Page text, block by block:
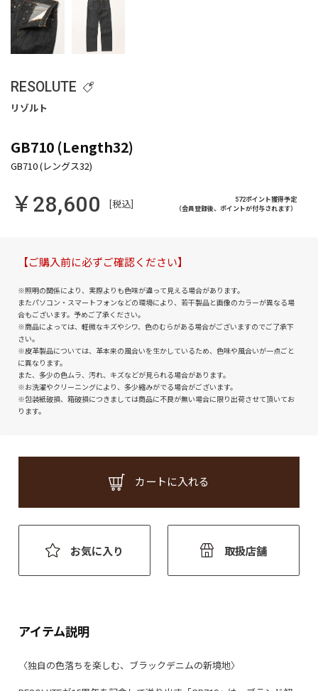
RESOLUTE
GB710 (Length32)
￥28,600 [税込]
572ポイント獲得予定
（会員登録後、ポイントが付与されます）
【ご購入前に必ずご確認ください】
※照明の関係により、実際よりも色味が違って見える場合があります。
またパソコン・スマートフォンなどの環境により、若干製品と画像のカラーが異なる場
合もございます。予めご了承ください。
※商品によっては、軽微なキズやシワ、色のむらがある場合がございますのでご了承下
さい。
※皮革製品については、革本来の風合いを生かしているため、色味や風合いが一点ごと
に異なります。
また、多少の色ムラ、汚れ、キズなどが見られる場合があります。
※お洗濯やクリーニングにより、多少縮みがでる場合がございます。
※包装紙破損、箱破損につきましては商品に不良が無い場合に限り出荷させて頂いてお
ります。
カートに入れる
お気に入り 取扱店舗
アイテム説明
〈独自の色落ちを楽しむ、ブラックデニムの新境地〉